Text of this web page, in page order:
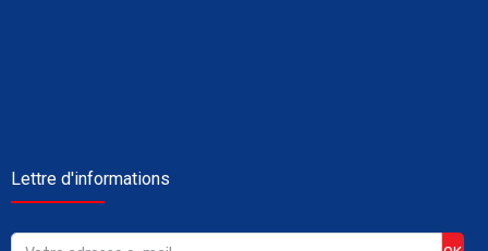
Lettre d'informations